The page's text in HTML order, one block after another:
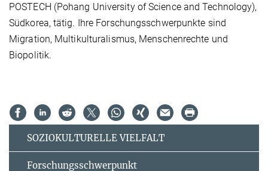
POSTECH (Pohang University of Science and Technology),
Südkorea, tätig. Ihre Forschungsschwerpunkte sind
Migration, Multikulturalismus, Menschenrechte und
Biopolitik.
SOZIOKULTURELLE VIELFALT
Forschungsschwerpunkt